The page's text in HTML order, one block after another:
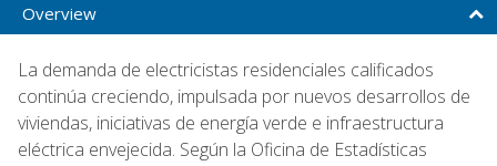
Overview
La demanda de electricistas residenciales calificados
continúa creciendo, impulsada por nuevos desarrollos de
viviendas, iniciativas de energía verde e infraestructura
eléctrica envejecida. Según la Oficina de Estadísticas